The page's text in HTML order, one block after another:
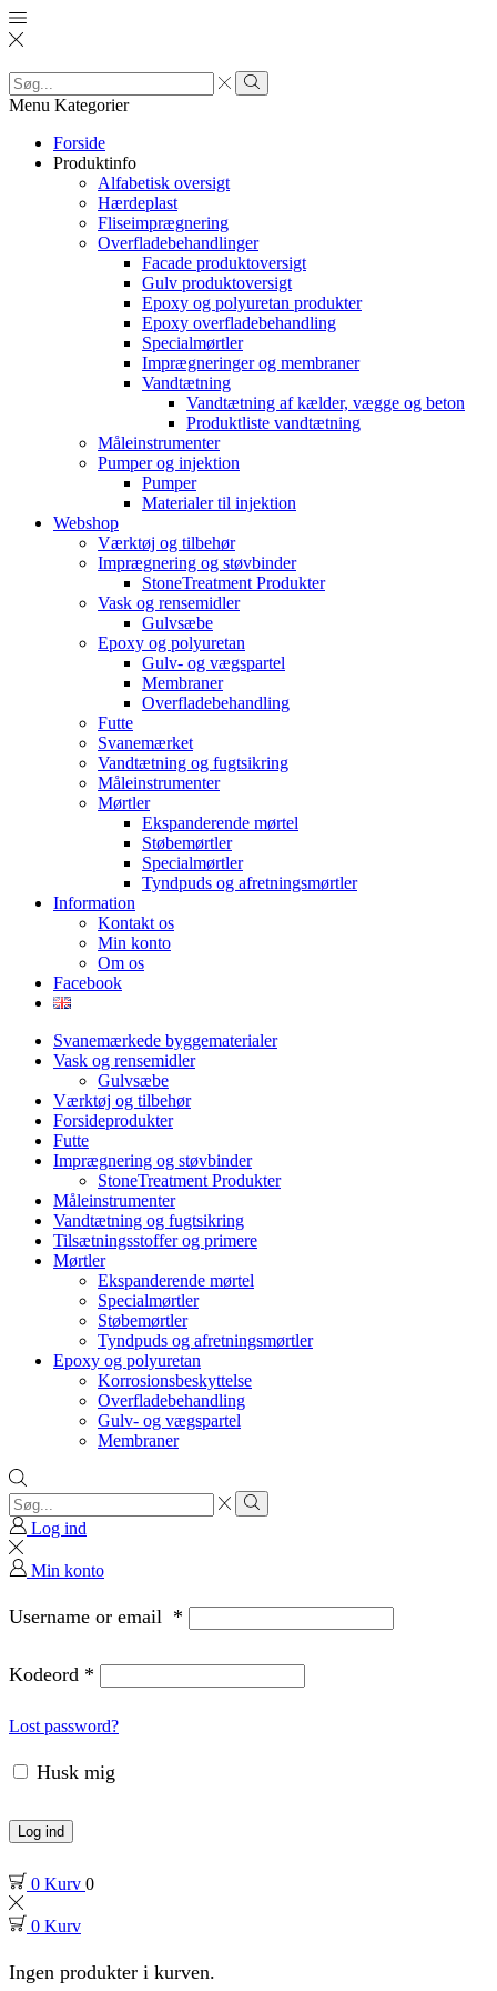
Search
input
Search
Menu Kategorier
Forside
Produktinfo
Alfabetisk oversigt
Hærdeplast
Fliseimprægnering
Overfladebehandlinger
Facade produktoversigt
Gulv produktoversigt
Epoxy og polyuretan produkter
Epoxy overfladebehandling
Specialmørtler
Imprægneringer og membraner
Vandtætning
Vandtætning af kælder, vægge og beton
Produktliste vandtætning
Måleinstrumenter
Pumper og injektion
Pumper
Materialer til injektion
Webshop
Værktøj og tilbehør
Imprægnering og støvbinder
StoneTreatment Produkter
Vask og rensemidler
Gulvsæbe
Epoxy og polyuretan
Gulv- og vægspartel
Membraner
Overfladebehandling
Futte
Svanemærket
Vandtætning og fugtsikring
Måleinstrumenter
Mørtler
Ekspanderende mørtel
Støbemørtler
Specialmørtler
Tyndpuds og afretningsmørtler
Information
Kontakt os
Min konto
Om os
Facebook
Svanemærkede byggematerialer
Vask og rensemidler
Gulvsæbe
Værktøj og tilbehør
Forsideprodukter
Futte
Imprægnering og støvbinder
StoneTreatment Produkter
Måleinstrumenter
Vandtætning og fugtsikring
Tilsætningsstoffer og primere
Mørtler
Ekspanderende mørtel
Specialmørtler
Støbemørtler
Tyndpuds og afretningsmørtler
Epoxy og polyuretan
Korrosionsbeskyttelse
Overfladebehandling
Gulv- og vægspartel
Membraner
Search
input
Search
Log ind
Min konto
Username or email *
Kodeord *
Lost password?
Husk mig
Log ind
0 Kurv 0
0 Kurv
Ingen produkter i kurven.